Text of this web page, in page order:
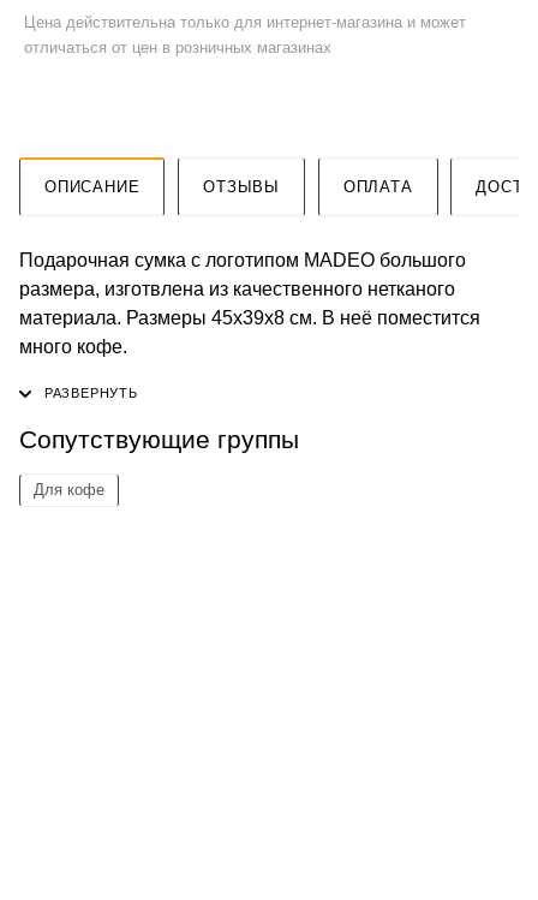
Цена действительна только для интернет-магазина и может
отличаться от цен в розничных магазинах
ОПИСАНИЕ ОТЗЫВЫ ОПЛАТА
Подарочная сумка c логотипом MADEO большого
размера, изготвлена из качественного нетканого
материала. Размеры 45х39х8 см. В неё поместится
много кофе.
Сопутствующие группы
Для кофе